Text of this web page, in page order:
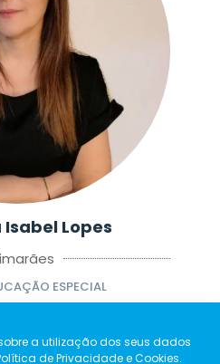
a utilização dos seus dados
de Privacidade e Cookies.
Isabel Lopes
ESPECIAL